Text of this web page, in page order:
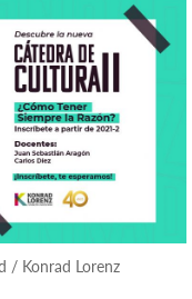
/ Konrad Lorenz